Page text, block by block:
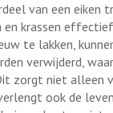
van een eiken
en krassen
te lakken,
verwijderd,
zorgt niet alleen
ook de